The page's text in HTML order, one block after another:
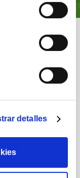
detalles
1.732